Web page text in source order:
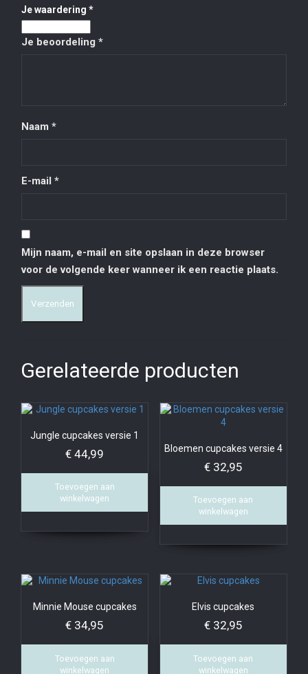
Je waardering *
Je beoordeling *
Naam *
E-mail *
Mijn naam, e-mail en site opslaan in deze browser
voor de volgende keer wanneer ik een reactie plaats.
Gerelateerde producten
Jungle cupcakes versie 1
€ 44,99
Toevoegen aan
winkelwagen
Bloemen cupcakes versie 4
€32,95
Toevoegen aan
winkelwagen
Minnie Mouse cupcakes
€ 34,95
Toevoegen aan
winkelwagen
Elvis cupcakes
€32,95
Toevoegen aan
winkelwagen